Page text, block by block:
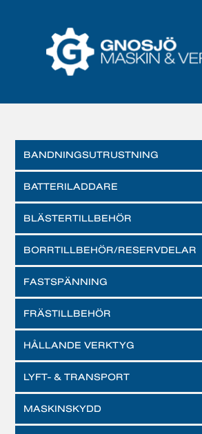
BANDNINGSUTRUSTNING
BATTERILADDARE
BLÄSTERTILLBEHÖR
BORRTILLBEHÖR/RESERVDELAR
FASTSPÄNNING
FRÄSTILLBEHÖR
HÅLLANDE VERKTYG
LYFT- & TRANSPORT
MASKINSKYDD